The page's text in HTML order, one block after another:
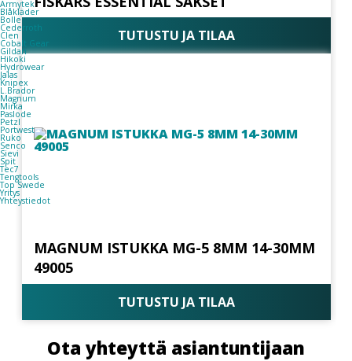
Armytek
Blåkläder
Bolle
Cederroth
Clen
Cobalt Gear
Gildan
Hikoki
Hydrowear
Jalas
Knipex
L.Brador
Magnum
Mirka
Paslode
Petzl
Portwest
Ruko
Senco
Sievi
Spit
Tec7
Tengtools
Top Swede
Yritys
Yhteystiedot
TUTUSTU JA TILAA
MAGNUM ISTUKKA MG-5 8MM 14-30MM
49005
TUTUSTU JA TILAA
Ota yhteyttä asiantuntijaan